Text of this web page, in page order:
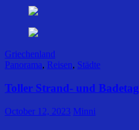
Griechenland
Panorama, Reisen, Städte
Toller Strand- und Badetag
October 12, 2023 Minni